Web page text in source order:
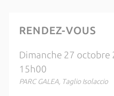
RENDEZ-VOUS
Dimanche 27 octobre
15h00
PARC GALEA, Taglio Isolaccio